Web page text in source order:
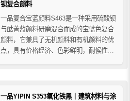
钡复合颜料
一品复合宝蓝颜料S463是一种采用硫酸钡
与酞菁蓝颜料研磨混合而成的宝蓝色复合
颜料，它兼具了无机颜料和有机颜料的优
点，具有价格经济、色彩鲜明，耐候性好
固剂、彩色喷涂砂浆、彩色嵌缝剂等。
一品YIPIN S353氧化铁黑｜建筑材料与涂